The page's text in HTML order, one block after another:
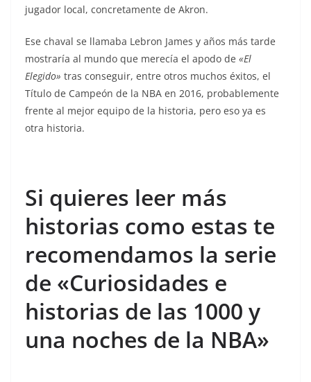
jugador local, concretamente de Akron.
Ese chaval se llamaba Lebron James y años más tarde
mostraría al mundo que merecía el apodo de «El
Elegido» tras conseguir, entre otros muchos éxitos, el
Título de Campeón de la NBA en 2016, probablemente
frente al mejor equipo de la historia, pero eso ya es
otra historia.
Si quieres leer más
historias como estas te
recomendamos la serie
de «Curiosidades e
historias de las 1000 y
una noches de la NBA»